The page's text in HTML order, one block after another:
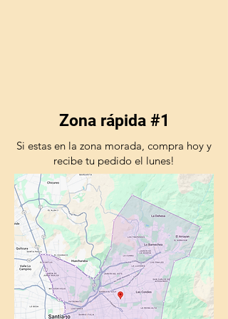
Zona rápida #1
Si estas en la zona morada, compra hoy y
recibe tu pedido el lunes!